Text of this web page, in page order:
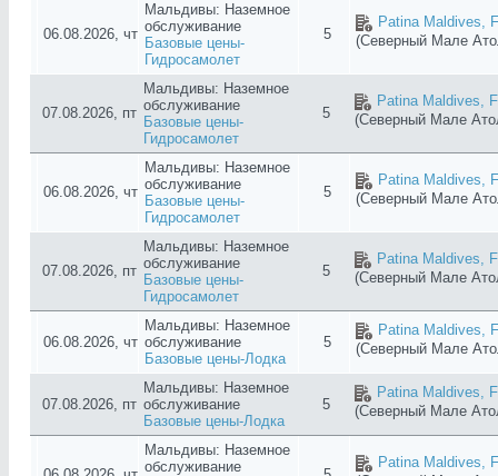
06.08.2026, чт
Мальдивы: Наземное
обслуживание
Базовые цены-
Гидросамолет
5
Patina Maldives,
(Северный Мале
07.08.2026, пт
Мальдивы: Наземное
обслуживание
Базовые цены-
Гидросамолет
5
Patina Maldives,
(Северный Мале
06.08.2026, чт
Мальдивы: Наземное
обслуживание
Базовые цены-
Гидросамолет
5
Patina Maldives,
(Северный Мале
07.08.2026, пт
Мальдивы: Наземное
обслуживание
Базовые цены-
Гидросамолет
5
Patina Maldives,
(Северный Мале
06.08.2026, чт
Мальдивы: Наземное
обслуживание
Базовые цены-Лодка
5
Patina Maldives,
(Северный Мале
07.08.2026, пт
Мальдивы: Наземное
обслуживание
Базовые цены-Лодка
5
Patina Maldives,
(Северный Мале
Мальдивы: Наземное
обслуживание
Patina Maldives,